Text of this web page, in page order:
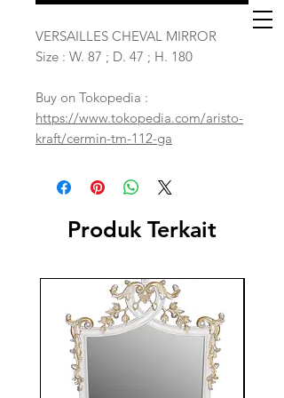
VERSAILLES CHEVAL MIRROR
Size : W. 87 ; D. 47 ; H. 180
Buy on Tokopedia :
https://www.tokopedia.com/aristo-
kraft/cermin-tm-112-ga
Produk Terkait